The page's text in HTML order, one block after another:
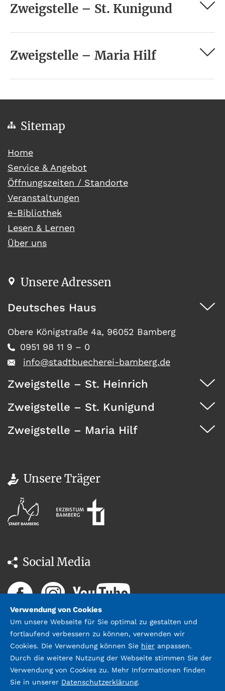
Zweigstelle – St. Kunigund
Zweigstelle – Maria Hilf
Sitemap
Home(current)
Service & Angebot
Öffnungszeiten / Standorte
Veranstaltungen
e-Bibliothek
Lesen & Lernen
Über uns
Unsere Adressen
Deutsches Haus
Obere Königstraße 4a, 96052 Bamberg
0951 98 11 9 – 0
info@stadtbuecherei-bamberg.de
Zweigstelle – St. Heinrich
Dürrwächterstr. 29, 96052 Bamberg
Zweigstelle – St. Kunigund
Seehofstraße 41, 96052 Bamberg
Zweigstelle – Maria Hilf
Unsere Träger
Social Media
Datenschutz Impressum &
Kontakt
Verwendung von Cookies
Um unsere Webseite für Sie optimal zu gestalten und
fortlaufend verbessern zu können, verwenden wir
Cookies. Die Verwendung können Sie hier anpassen.
Durch die weitere Nutzung der Webseite stimmen Sie der
Verwendung von Cookies zu. Mehr Informationen finden
Sie in unserer Datenschutzerklärung.